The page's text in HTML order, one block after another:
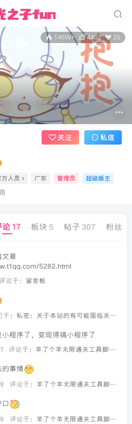
146W+ 4402 26
方人员 广东 管理员 超级版主
关注 私信
论17 板块 5 帖子 307 粉丝
文章
5282.html
评论于： 留言板
： 私密：关于本站的有可能面临关站服务通知
程序了，变现得搞小程序了
评论于： 羊了个羊无限通关工具脚本教程
的事情
评论于： 羊了个羊无限通关工具脚本教程
评论于： 羊了个羊无限通关工具脚本教程